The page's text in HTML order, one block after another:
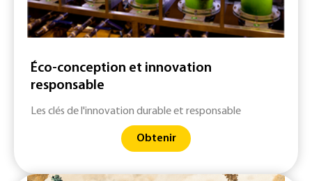
Éco-conception et innovation
responsable
Les clés de l'innovation durable et responsable
Obtenir